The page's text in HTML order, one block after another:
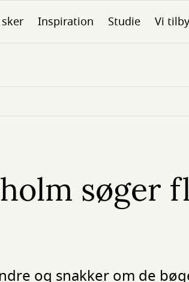
Inspiration Studie Vi
søger
og snakker om de